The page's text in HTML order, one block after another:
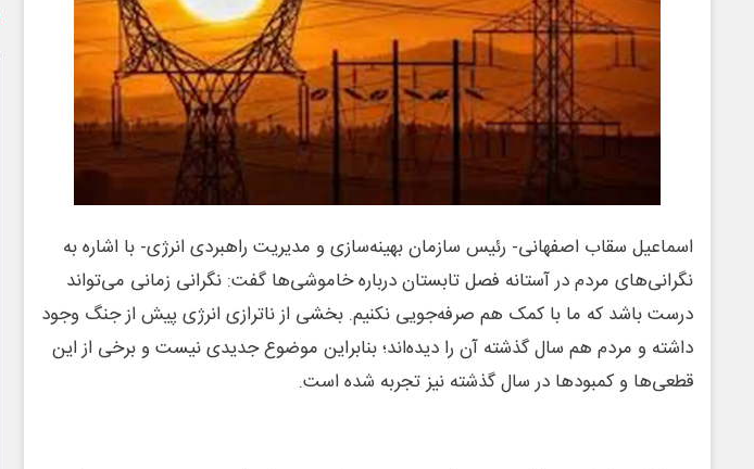
اسماعیل سقاب اصفهانی- رئیس سازمان بهینه‌سازی و مدیریت راهبردی انرژی- با اشاره به
نگرانی‌های مردم در آستانه فصل تابستان درباره خاموشی‌ها گفت: نگرانی زمانی می‌تواند
درست باشد که ما با کمک هم صرفه‌جویی نکنیم. بخشی از ناترازی انرژی پیش از جنگ وجود
داشته و مردم هم سال گذشته آن را دیده‌اند؛ بنابراین موضوع جدیدی نیست و برخی از این
قطعی‌ها و کمبودها در سال گذشته نیز تجربه شده است.